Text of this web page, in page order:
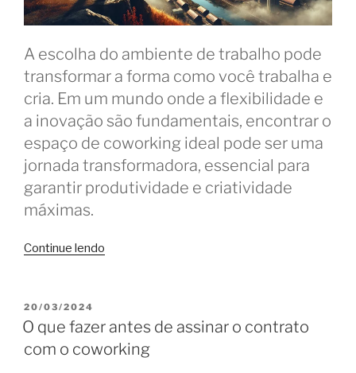
A escolha do ambiente de trabalho pode
transformar a forma como você trabalha e
cria. Em um mundo onde a flexibilidade e
a inovação são fundamentais, encontrar o
espaço de coworking ideal pode ser uma
jornada transformadora, essencial para
garantir produtividade e criatividade
máximas.
Continue lendo
a
busca
PUBLICADO
EM
20/03/2024
O que fazer antes de assinar o contrato
com o coworking